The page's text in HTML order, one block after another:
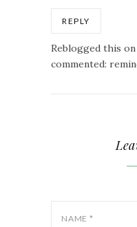
REPLY
Reblogged this on
commented:
NAME *